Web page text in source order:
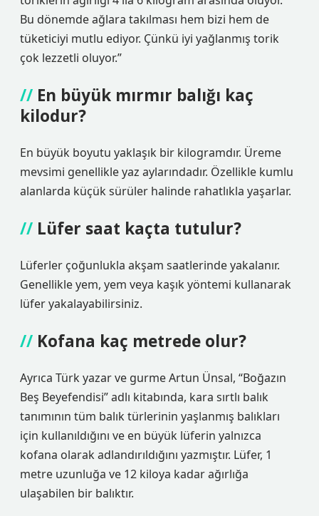
Bu dönemde ağlara takılması hem bizi hem de
tüketiciyi mutlu ediyor. Çünkü iyi yağlanmış torik
çok lezzetli oluyor.”
En büyük mırmır balığı kaç
kilodur?
En büyük boyutu yaklaşık bir kilogramdır. Üreme
mevsimi genellikle yaz aylarındadır. Özellikle kumlu
alanlarda küçük sürüler halinde rahatlıkla yaşarlar.
Lüfer saat kaçta tutulur?
Lüferler çoğunlukla akşam saatlerinde yakalanır.
Genellikle yem, yem veya kaşık yöntemi kullanarak
lüfer yakalayabilirsiniz.
Kofana kaç metrede olur?
Ayrıca Türk yazar ve gurme Artun Ünsal, “Boğazın
Beş Beyefendisi” adlı kitabında, kara sırtlı balık
tanımının tüm balık türlerinin yaşlanmış balıkları
için kullanıldığını ve en büyük lüferin yalnızca
kofana olarak adlandırıldığını yazmıştır. Lüfer, 1
metre uzunluğa ve 12 kiloya kadar ağırlığa
ulaşabilen bir balıktır.